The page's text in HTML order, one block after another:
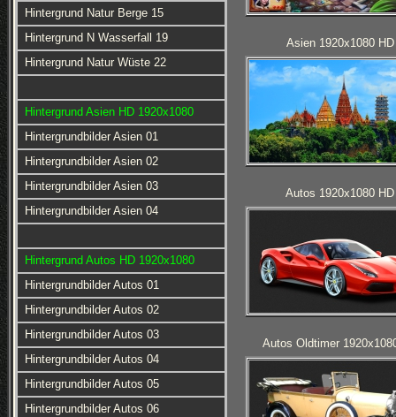
Hintergrund Natur Berge 15
Hintergrund N Wasserfall 19
Hintergrund Natur Wüste 22
Hintergrund Asien HD 1920x1080
Hintergrundbilder Asien 01
Hintergrundbilder Asien 02
Hintergrundbilder Asien 03
Hintergrundbilder Asien 04
Hintergrund Autos HD 1920x1080
Hintergrundbilder Autos 01
Hintergrundbilder Autos 02
Hintergrundbilder Autos 03
Hintergrundbilder Autos 04
Hintergrundbilder Autos 05
Hintergrundbilder Autos 06
Asien 1920x1080 HD
Autos 1920x1080 HD
Autos Oldtimer